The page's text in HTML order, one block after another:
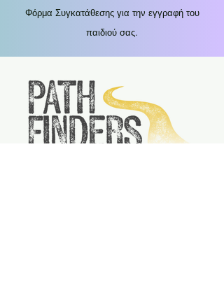
Φόρμα Συγκατάθεσης για την εγγραφή του
παιδιού σας.